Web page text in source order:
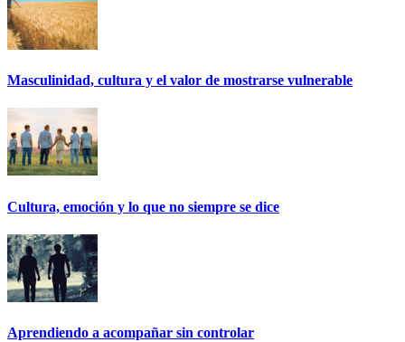
Masculinidad, cultura y el valor de mostrarse vulnerable
Cultura, emoción y lo que no siempre se dice
Aprendiendo a acompañar sin controlar